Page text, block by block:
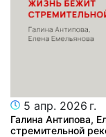
5 апр. 2026 г.
Галина Антипова,
стремительной